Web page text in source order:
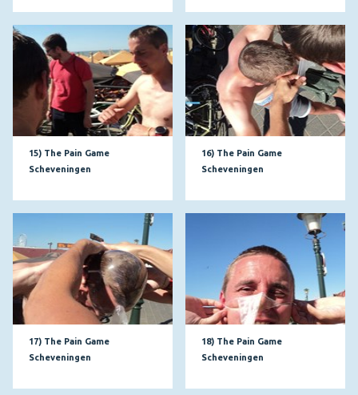
15) The Pain Game
Scheveningen
16) The Pain Game
Scheveningen
17) The Pain Game
Scheveningen
18) The Pain Game
Scheveningen